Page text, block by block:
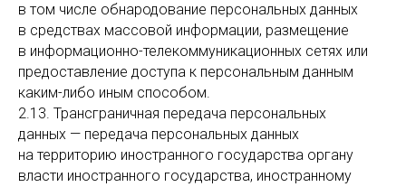
в том числе обнародование персональных данных
в средствах массовой информации, размещение
в информационно-телекоммуникационных сетях или
предоставление доступа к персональным данным
каким-либо иным способом.
2.13. Трансграничная передача персональных
данных — передача персональных данных
на территорию иностранного государства органу
власти иностранного государства, иностранному